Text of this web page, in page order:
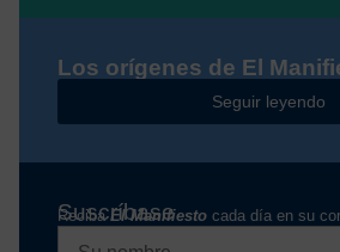
Los orígenes de El
Seguir leyendo
Suscríbase
RecibaEl Manifiesto cada día en su